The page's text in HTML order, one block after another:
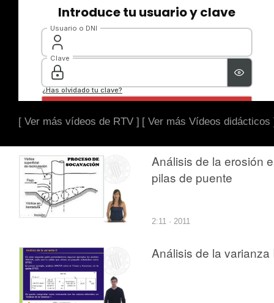
[ Ver más vídeos de RTV ] [ Ver más Vídeos didácticos
Análisis de la erosión
pilas de puente
2:11 · 2011
Análisis de la varianza